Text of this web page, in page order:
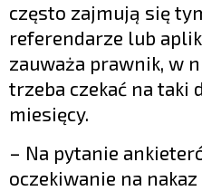
często zajmują się
referendarze lub
zauważa prawnik, w
trzeba czekać na taki
miesięcy.
– Na pytanie
oczekiwanie na